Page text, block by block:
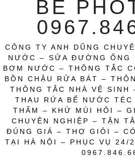
BỂ
CÔNG TY ANH DŨNG
NƯỚC – SỬA ĐƯỜNG ỐNG
BƠM NƯỚC – THÔNG TẮC
BỒN CHẬU RỬA BÁT –
THÔNG TẮC NHÀ VỆ SINH
THAU RỬA BỂ NƯỚC
THẤM – KHỬ MÙI HÔI –
CHUYÊN NGHIỆP – TẬN
ĐÚNG GIÁ – THỢ GIỎI –
TẠI HÀ NỘI – PHỤC VỤ 24/